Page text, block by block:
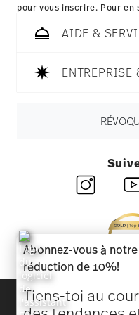
pour vous inscrire. Pour en
AIDE &
ENTREPRISE
Découvrez
Beauté et
Abonnez-vous à
réduction de 10%!
Tiens-toi au